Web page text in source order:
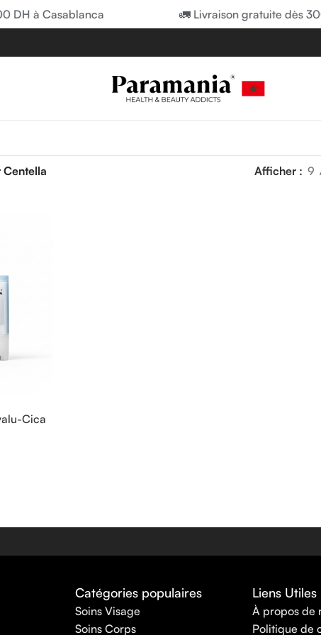
DH à Casablanca 🚛 Livraison gratuite dès
Centella Afficher 9
Cica
Catégories populaires
Soins Visage
Soins Corps
Liens Utiles
À propos de
Politique de